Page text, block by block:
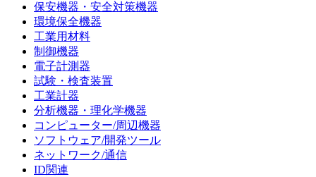
保安機器・安全対策機器
環境保全機器
工業用材料
制御機器
電子計測器
試験・検査装置
工業計器
分析機器・理化学機器
コンピューター/周辺機器
ソフトウェア/開発ツール
ネットワーク/通信
ID関連